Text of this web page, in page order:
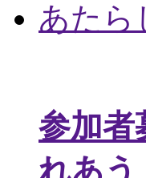
あたら
参加者
れあう